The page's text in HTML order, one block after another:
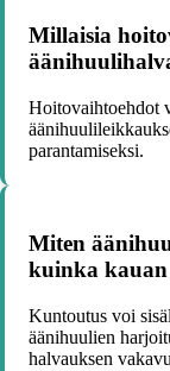
Millaisia
Hoitovaihtoehdot
parantamiseksi.
Miten
kuinka kauan
Kuntoutus voi
äänihuulien
halvauksen